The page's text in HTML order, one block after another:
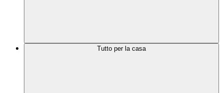
Tutto per la casa